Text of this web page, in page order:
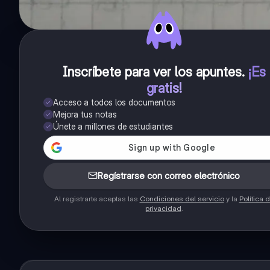
Inscríbete para ver los apuntes. ¡Es
gratis!
Acceso a todos los documentos
Mejora tus notas
Únete a millones de estudiantes
Regístrarse con correo electrónico
Al registrarte aceptas las Condiciones del servicioy la Política
privacidad.